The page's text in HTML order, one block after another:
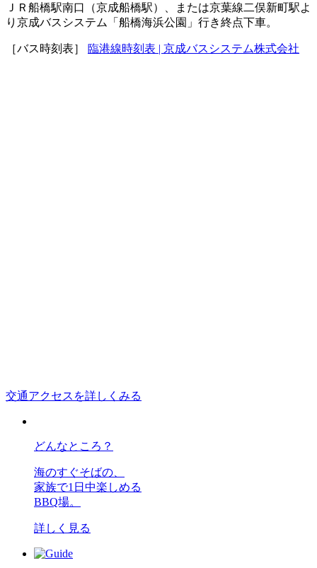
ＪＲ船橋駅南口（京成船橋駅）、または京葉線二俣新町駅よ
り京成バスシステム「船橋海浜公園」行き終点下車。
［バス時刻表］ 臨港線時刻表 | 京成バスシステム株式会社
交通アクセスを詳しくみる
どんなところ？
海のすぐそばの、
家族で1日中楽しめる
BBQ場。
詳しく見る